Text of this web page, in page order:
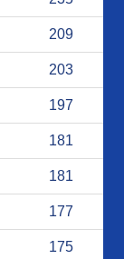
209
203
197
181
181
177
175